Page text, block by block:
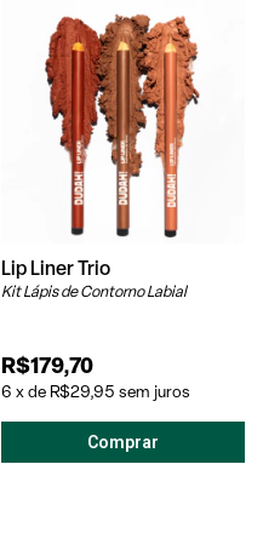
Lip Liner Trio
Kit Lápis de Contorno Labial
R$179,70
6 xde R$29,95 sem juros